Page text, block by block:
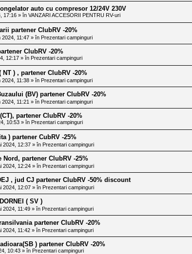
auto cu compresor 12/24V 230V
17:16 » în VANZARI ACCESORII PENTRU RV-uri
partener ClubRV -20%
2024, 11:47 » în Prezentari campinguri
ClubRV -20%
12:17 » în Prezentari campinguri
) , partener ClubRV -20%
2024, 11:38 » în Prezentari campinguri
(BV) partener ClubRV -20%
2024, 11:21 » în Prezentari campinguri
partener ClubRV -20%
10:53 » în Prezentari campinguri
) partener CubRV -25%
2024, 12:37 » în Prezentari campinguri
partener ClubRV -25%
2024, 12:24 » în Prezentari campinguri
, jud CJ partener ClubRV -50% discount
2024, 12:07 » în Prezentari campinguri
( SV )
2024, 11:49 » în Prezentari campinguri
partener ClubRV -20%
2024, 11:42 » în Prezentari campinguri
) partener ClubRV -20%
10:43 » în Prezentari campinguri